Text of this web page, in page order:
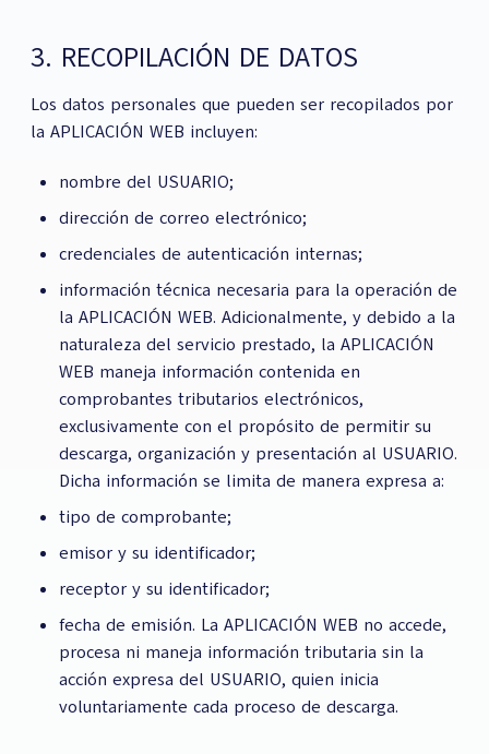
3. RECOPILACIÓN DE DATOS
Los datos personales que pueden ser recopilados por
la APLICACIÓN WEB incluyen:
nombre del USUARIO;
dirección de correo electrónico;
credenciales de autenticación internas;
información técnica necesaria para la operación de
la APLICACIÓN WEB. Adicionalmente, y debido a la
naturaleza del servicio prestado, la APLICACIÓN
WEB maneja información contenida en
comprobantes tributarios electrónicos,
exclusivamente con el propósito de permitir su
descarga, organización y presentación al USUARIO.
Dicha información se limita de manera expresa a:
tipo de comprobante;
emisor y su identificador;
receptor y su identificador;
fecha de emisión. La APLICACIÓN WEB no accede,
procesa ni maneja información tributaria sin la
acción expresa del USUARIO, quien inicia
voluntariamente cada proceso de descarga.